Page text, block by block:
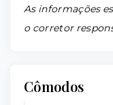
As informações
o corretor
Cômodos